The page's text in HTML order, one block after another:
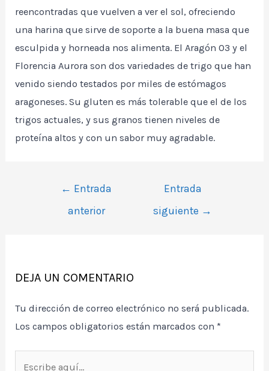
reencontradas que vuelven a ver el sol, ofreciendo
una harina que sirve de soporte a la buena masa que
esculpida y horneada nos alimenta. El Aragón 03 y el
Florencia Aurora son dos variedades de trigo que han
venido siendo testados por miles de estómagos
aragoneses. Su gluten es más tolerable que el de los
trigos actuales, y sus granos tienen niveles de
proteína altos y con un sabor muy agradable.
Navegación
← Entrada
anterior
Entrada
siguiente →
DEJA UN COMENTARIO
Tu dirección de correo electrónico no será publicada.
Los campos obligatorios están marcados con *